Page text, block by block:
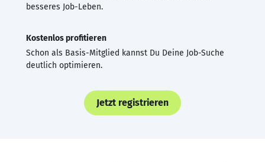
besseres Job-Leben.
Kostenlos profitieren
Schon als Basis-Mitglied kannst Du Deine Job-Suche
deutlich optimieren.
Jetzt registrieren